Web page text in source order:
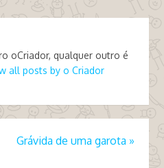
oCriador, qualquer outro é
all posts by o Criador
Grávida de uma garota »